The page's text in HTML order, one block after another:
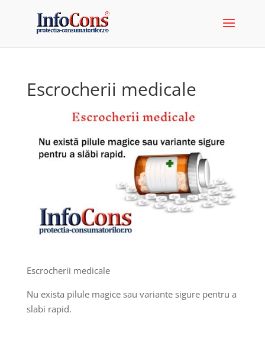
Escrocherii medicale
Escrocherii medicale
Nu exista pilule magice sau variante sigure pentru a
slabi rapid.